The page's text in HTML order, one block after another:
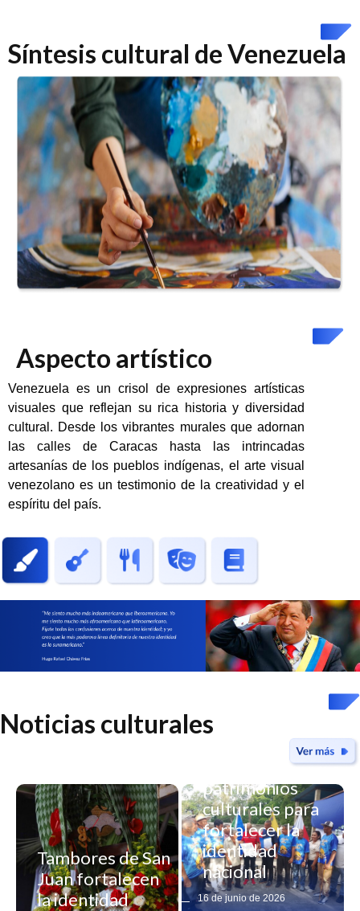
Síntesis cultural de Venezuela
Aspecto artístico
Venezuela es un crisol de expresiones artísticas
visuales que reflejan su rica historia y diversidad
cultural. Desde los vibrantes murales que adornan
las calles de Caracas hasta las intrincadas
artesanías de los pueblos indígenas, el arte visual
venezolano es un testimonio de la creatividad y el
espíritu del país.
Noticias culturales
Tambores de San
Juan fortalecen
la identidad
Yaracuy declara
patrimonios
culturales para
fortalecer la
identidad
nacional
16 de junio de 2026
Registro